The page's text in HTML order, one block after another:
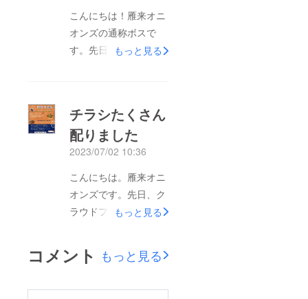
こんにちは！雁来オニ
オンズの通称ボスで
す。先日、初めての体
りしてくれました。あ
りがと〜約3ヶ月前、
心をポッキリと折られ
た僕とバスケがした
かった息子。もう進む
しか道がなかった僕ら
を信じて着いてきてく
御さん達。最初はどう
チーム作りですが、今
もっと見る
チラシたくさん
配りました
2023/07/02 10:36
こんにちは。雁来オニ
オンズです。先日、ク
ラウドファンディング
緑小学校】全校生徒に
向けてチラシを配布さ
もっと見る
コメント もっと見る